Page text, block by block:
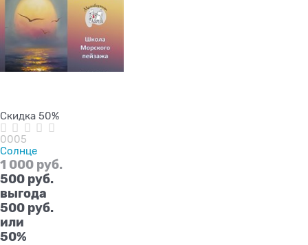
Скидка 50%
0005
Солнце
1 000 руб.
500 руб.
выгода
500 руб.
или
50%